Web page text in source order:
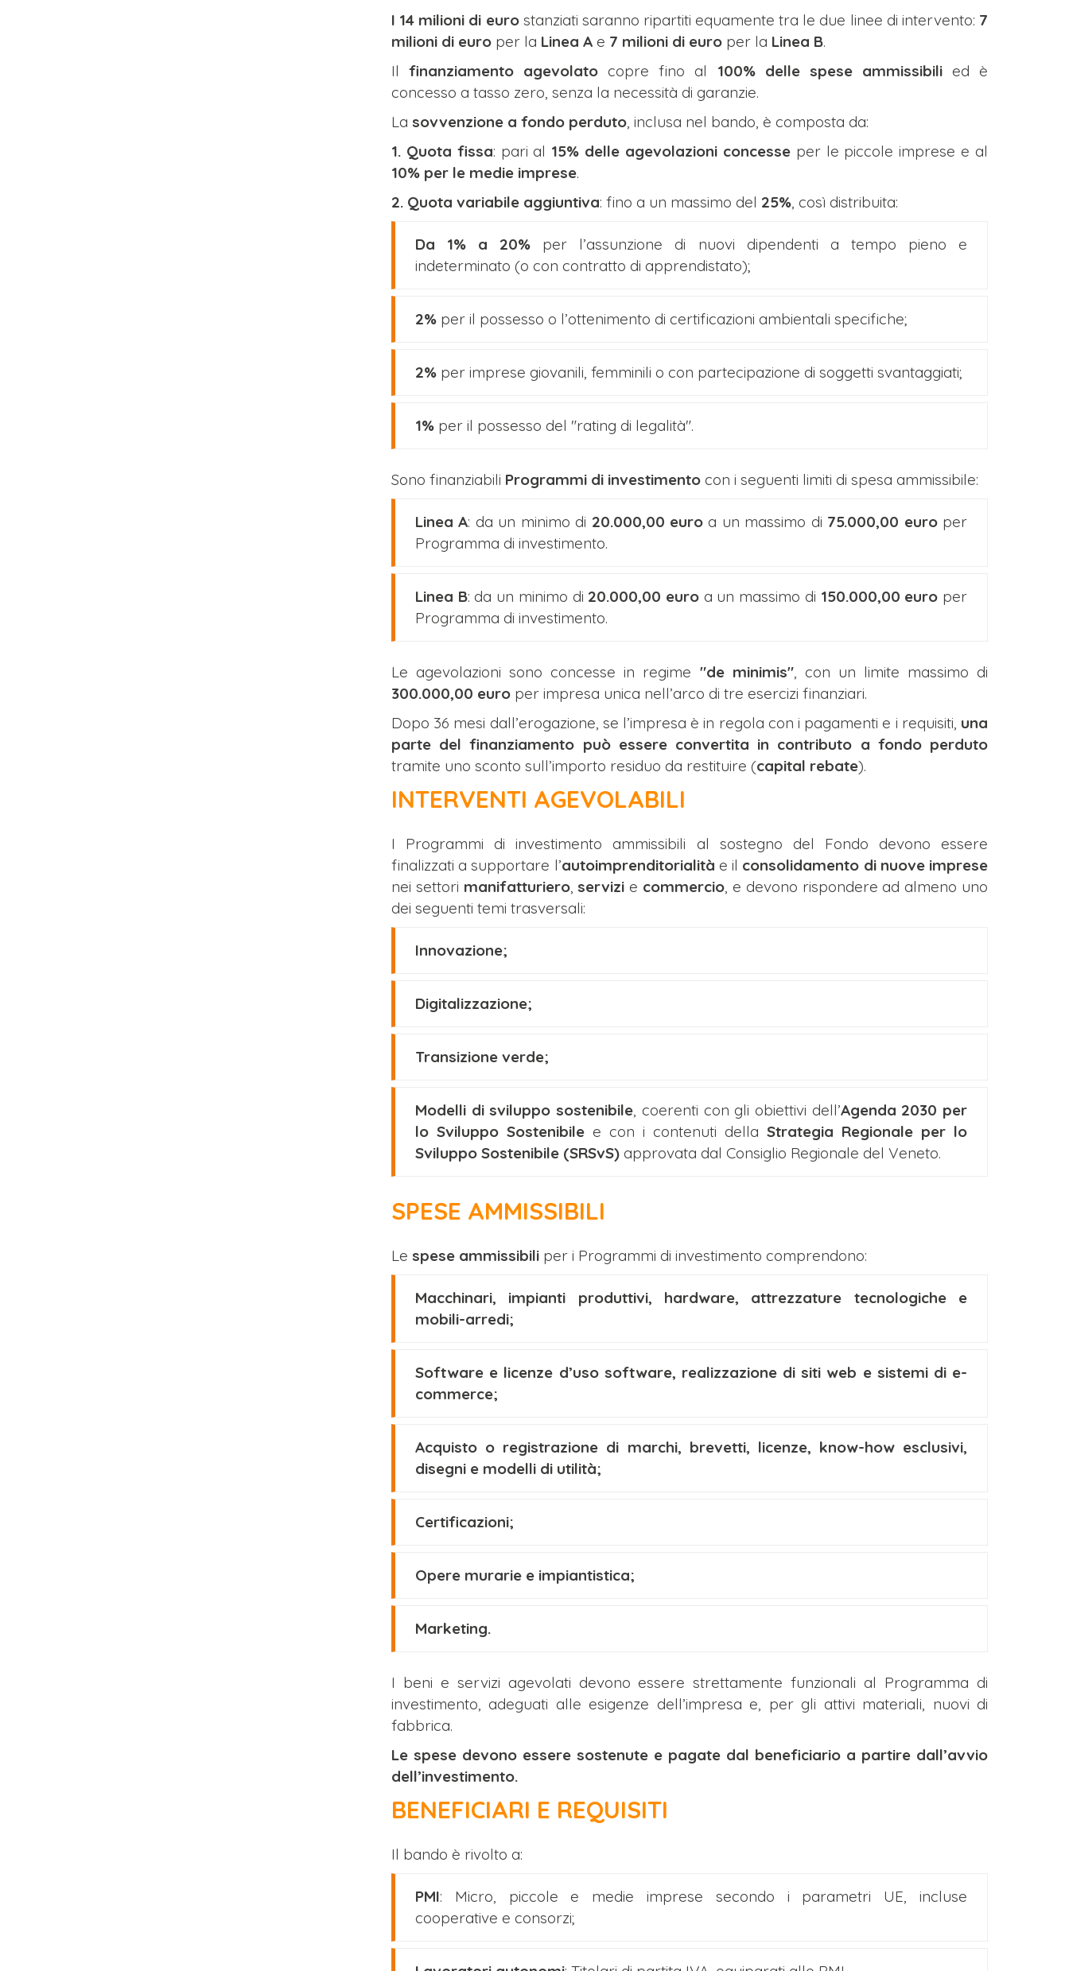
I 14 milioni di eurostanziati saranno ripartiti equamente tra le due linee di intervento: 7
milioni di euro per la Linea A e 7 milioni di euro per la Linea B.
Ilfinanziamento agevolato copre fino al 100% delle spese ammissibilied è
concesso a tasso zero, senza la necessità di garanzie.
La sovvenzione a fondo perduto, inclusa nel bando, è composta da:
1. Quota fissa: pari al 15% delle agevolazioni concesseper le piccole imprese e al
10% per le medie imprese.
2. Quota variabile aggiuntiva: fino a un massimo del 25%, così distribuita:
Da 1% a 20% per l’assunzione di nuovi dipendenti a tempo pieno e
indeterminato (o con contratto di apprendistato);
2% per il possesso o l’ottenimento di certificazioni ambientali specifiche;
2% per imprese giovanili, femminili o con partecipazione di soggetti svantaggiati;
1% per il possesso del "rating di legalità".
Sono finanziabili Programmi di investimento con i seguenti limiti di spesa ammissibile:
Linea A: da un minimo di 20.000,00 euro a un massimo di 75.000,00 europer
Programma di investimento.
Linea B: da un minimo di 20.000,00 euro a un massimo di 150.000,00 euro per
Programma di investimento.
Le agevolazioni sono concesse in regime "de minimis", con un limite massimo di
300.000,00 euro per impresa unica nell’arco di tre esercizi finanziari.
Dopo 36 mesi dall’erogazione, se l’impresa è in regola con i pagamenti e i requisiti, una
parte del finanziamento può essere convertita in contributo a fondo perduto
tramite uno sconto sull’importo residuo da restituire (capital rebate).
INTERVENTI AGEVOLABILI
I Programmi di investimento ammissibili al sostegno del Fondo devono essere
finalizzati a supportare l’autoimprenditorialità e il consolidamento di nuove imprese
nei settori manifatturiero,servizi e commercio, e devono rispondere ad almeno uno
dei seguenti temi trasversali:
Innovazione;
Digitalizzazione;
Transizione verde;
Modelli di sviluppo sostenibile, coerenti con gli obiettivi dell’Agenda 2030 per
lo Sviluppo Sostenibile e con i contenuti della Strategia Regionale per lo
Sviluppo Sostenibile (SRSvS) approvata dal Consiglio Regionale del Veneto.
SPESE AMMISSIBILI
Le spese ammissibili per i Programmi di investimento comprendono:
Macchinari, impianti produttivi, hardware, attrezzature tecnologiche e
mobili-arredi;
Software e licenze d’uso software, realizzazione di siti web e sistemi di e-
commerce;
Acquisto o registrazione di marchi, brevetti, licenze, know-how esclusivi,
disegni e modelli di utilità;
Certificazioni;
Opere murarie e impiantistica;
Marketing.
I beni e servizi agevolati devono essere strettamente funzionali al Programma di
investimento, adeguati alle esigenze dell’impresa e, per gli attivi materiali, nuovi di
fabbrica.
Le spese devono essere sostenute e pagate dal beneficiario a partire dall’avvio
dell’investimento.
BENEFICIARI E REQUISITI
Il bando è rivolto a:
PMI: Micro, piccole e medie imprese secondo i parametri UE, incluse
cooperative e consorzi;